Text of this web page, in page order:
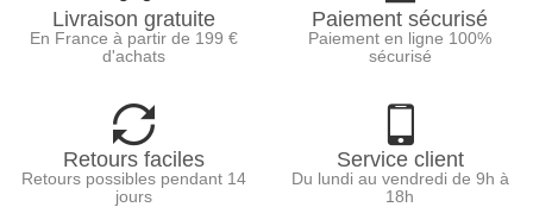
Livraison gratuite
En France à partir de 199 €
d'achats
Paiement sécurisé
Paiement en ligne 100%
sécurisé
Retours faciles
Retours possibles pendant 14
jours
Service client
Du lundi au vendredi de 9h à
18h